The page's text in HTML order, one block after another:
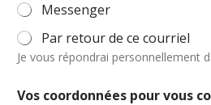
Messenger
Par retour de ce courriel
Je vous répondrai personnellement
Vos coordonnées pour vous